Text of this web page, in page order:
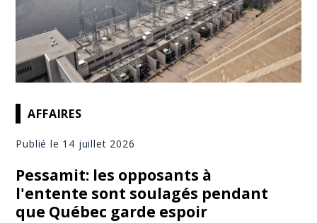
AFFAIRES
Publié le 14 juillet 2026
Pessamit: les opposants à
l'entente sont soulagés pendant
que Québec garde espoir